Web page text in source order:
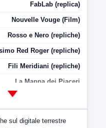
FabLab (replica)
Nouvelle Vouge (Film)
Rosso e Nero (repliche)
Red Roger (repliche)
Fili Meridiani (repliche)
La Mappa dei Piaceri
sul digitale terrestre